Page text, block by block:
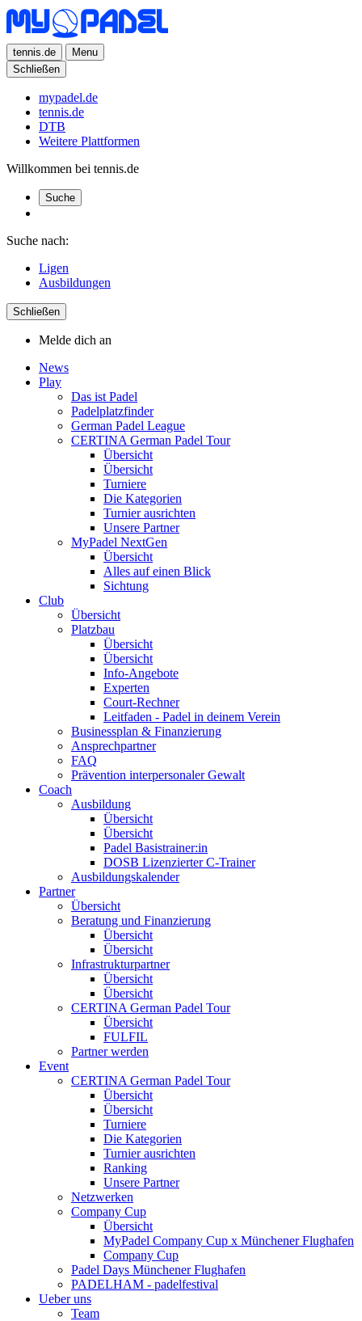
tennis.de
Menu
Schließen
mypadel.de
tennis.de
DTB
Weitere Plattformen
Willkommen bei tennis.de
Suche
Suche nach:
Ligen
Ausbildungen
Schließen
Melde dich an
News
Play
Das ist Padel
Padelplatzfinder
German Padel League
CERTINA German Padel Tour
Übersicht
Übersicht
Turniere
Die Kategorien
Turnier ausrichten
Unsere Partner
MyPadel NextGen
Übersicht
Alles auf einen Blick
Sichtung
Club
Übersicht
Platzbau
Übersicht
Übersicht
Info-Angebote
Experten
Court-Rechner
Leitfaden - Padel in deinem Verein
Businessplan & Finanzierung
Ansprechpartner
FAQ
Prävention interpersonaler Gewalt
Coach
Ausbildung
Übersicht
Übersicht
Padel Basistrainer:in
DOSB Lizenzierter C-Trainer
Ausbildungskalender
Partner
Übersicht
Beratung und Finanzierung
Übersicht
Übersicht
Infrastrukturpartner
Übersicht
Übersicht
CERTINA German Padel Tour
Übersicht
FULFIL
Partner werden
Event
CERTINA German Padel Tour
Übersicht
Übersicht
Turniere
Die Kategorien
Turnier ausrichten
Ranking
Unsere Partner
Netzwerken
Company Cup
Übersicht
MyPadel Company Cup x Münchener Flughafen
Company Cup
Padel Days Münchener Flughafen
PADELHAM - padelfestival
Ueber uns
Team